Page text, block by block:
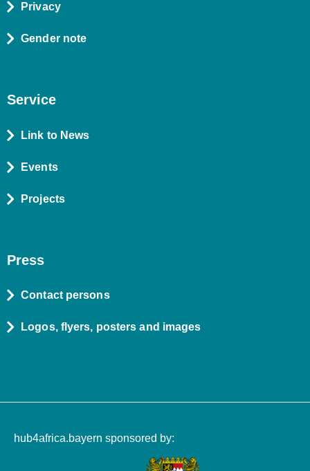
Privacy
Gender note
Service
Link to News
Events
Projects
Press
Contact persons
Logos, flyers, posters and images
hub4africa.bayern sponsored by: